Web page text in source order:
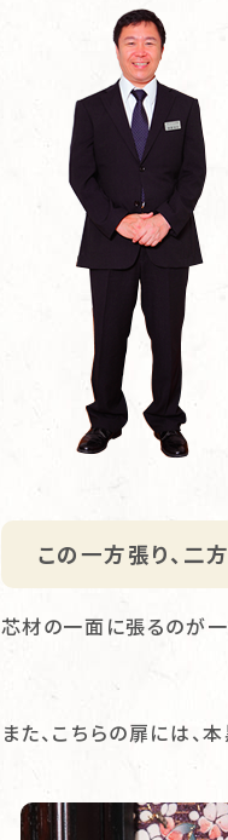
この一方張り、二
芯材の一面に張るのが一
また、こちらの扉には、